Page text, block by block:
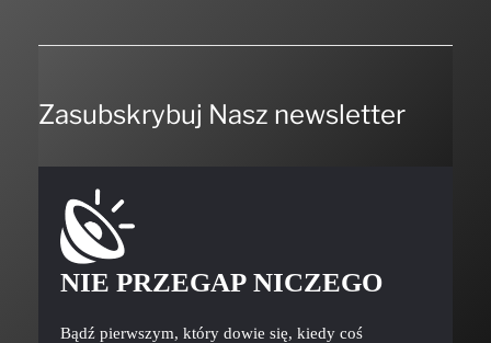
Zasubskrybuj Nasz newsletter
NIE PRZEGAP NICZEGO
Bądź pierwszym, który dowie się, kiedy coś